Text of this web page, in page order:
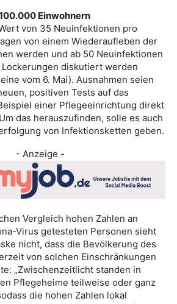
Einwohnern
von 35 Neuinfektionen pro
von einem Wiederaufleben der
werden und ab 50 Neuinfektionen
diskutiert werden
vom 6. Mai). Ausnahmen seien
positiven Tests auf das
einer Pflegeeinrichtung direkt
das herauszufinden, solle es auch
von Infektionsketten geben.
- Anzeige -
Vergleich hohen Zahlen an
Virus getesteten Personen sieht
nicht, dass die Bevölkerung des
von solchen Einschränkungen
„Zwischenzeitlicht standen in
Pflegeheime teilweise oder ganz
die hohen Zahlen lokal